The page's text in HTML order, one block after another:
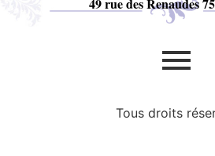
49 rue des Renaudes
Tous droits